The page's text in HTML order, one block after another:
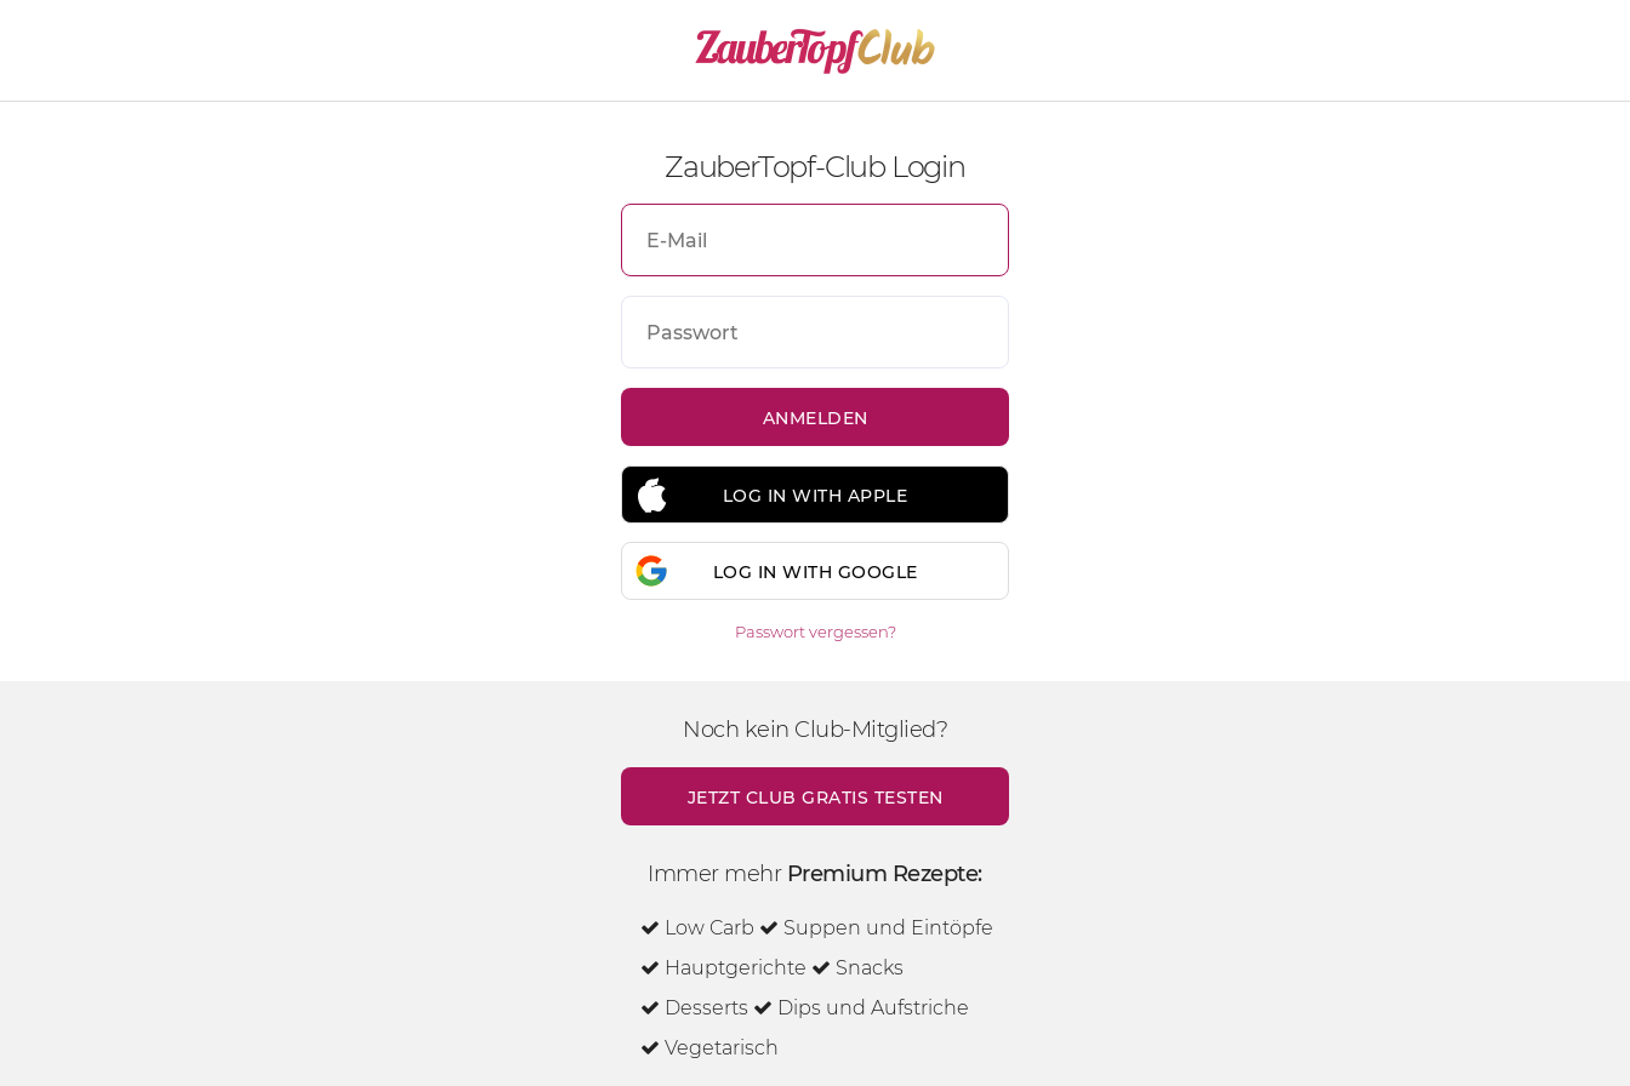
ZauberTopf-Club Login
LOG IN WITH APPLE
LOG IN WITH GOOGLE
Passwort vergessen?
Noch kein Club-Mitglied?
JETZT CLUB GRATIS TESTEN
Immer mehr Premium Rezepte:
Low Carb
Suppen und Eintöpfe
Hauptgerichte
Snacks
Desserts
Dips und Aufstriche
Vegetarisch